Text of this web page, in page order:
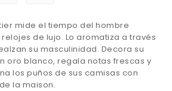
mide el tiempo del hombre
de lujo. Lo aromatiza a través
su masculinidad. Decora su
oro blanco, regala notas frescas y
los puños de sus camisas con
la maison.